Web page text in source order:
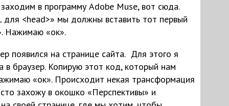
в программу Adobe Muse, вот сюда.
<head>» мы должны вставить тот первый
Нажимаю «ок».
появился на странице сайта. Для этого я
браузер. Копирую этот код, который нам
«ок». Происходит некая трансформация
захожу в окошко «Перспективы» и